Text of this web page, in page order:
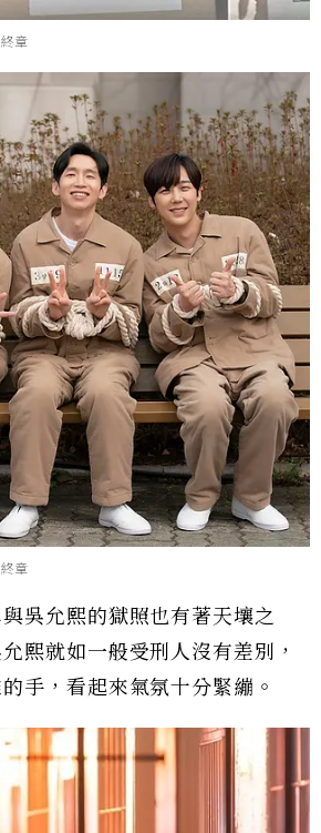
章
章
吳允熙的獄照也有著天壤之
熙就如一般受刑人沒有差別，
手，看起來氣氛十分緊繃。